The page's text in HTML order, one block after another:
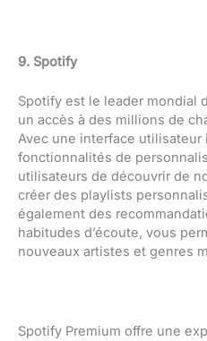
9. Spotify
Spotify est le leader mondial
un accès à des millions de
Avec une interface
fonctionnalités de
utilisateurs de découvrir de
créer des playlists
également des
habitudes d’écoute, vous
nouveaux artistes et genres
Spotify Premium offre une